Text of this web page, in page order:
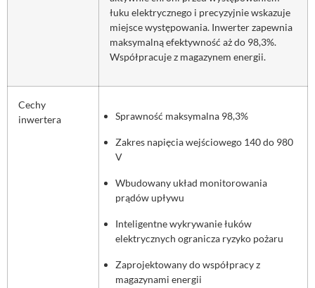
łuku elektrycznego i precyzyjnie wskazuje
miejsce występowania. Inwerter zapewnia
maksymalną efektywność aż do 98,3%.
Współpracuje z magazynem energii.
Cechy
inwertera
Sprawność maksymalna 98,3%
Zakres napięcia wejściowego 140 do 980
V
Wbudowany układ monitorowania
prądów upływu
Inteligentne wykrywanie łuków
elektrycznych ogranicza ryzyko pożaru
Zaprojektowany do współpracy z
magazynami energii